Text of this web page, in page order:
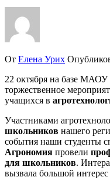
От Елена Урих
22 октября на базе
торжественное
учащихся в
Участниками
школьников нашего
события наши студенты
Агрономия провели
для школьников.
вызвала большой